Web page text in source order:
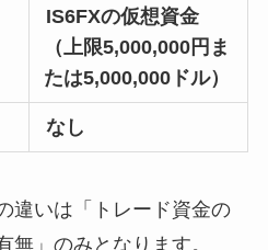
IS6FXの仮想資金
（上限5,000,000円ま
たは5,000,000ドル）
なし
違いは「トレード資金の
無」のみとなります。